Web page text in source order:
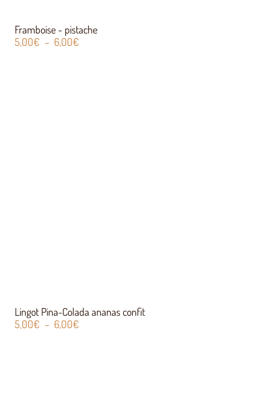
Framboise - pistache
5,00€ – 6,00€
Lingot Pina-Colada ananas confit
5,00€ – 6,00€